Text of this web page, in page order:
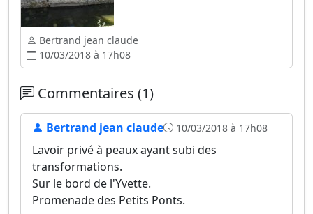
Bertrand jean claude
10/03/2018 à 17h08
Commentaires (1)
Bertrand jean claude 10/03/2018 à 17h08
Lavoir privé à peaux ayant subi des
transformations.
Sur le bord de l'Yvette.
Promenade des Petits Ponts.